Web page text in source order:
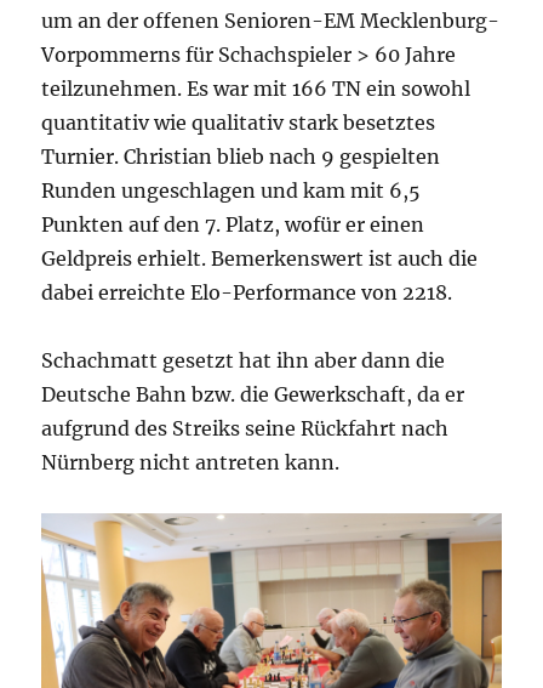
um an der offenen Senioren-EM Mecklenburg-
Vorpommerns für Schachspieler > 60 Jahre
teilzunehmen. Es war mit 166 TN ein sowohl
quantitativ wie qualitativ stark besetztes
Turnier. Christian blieb nach 9 gespielten
Runden ungeschlagen und kam mit 6,5
Punkten auf den 7. Platz, wofür er einen
Geldpreis erhielt. Bemerkenswert ist auch die
dabei erreichte Elo-Performance von 2218.
Schachmatt gesetzt hat ihn aber dann die
Deutsche Bahn bzw. die Gewerkschaft, da er
aufgrund des Streiks seine Rückfahrt nach
Nürnberg nicht antreten kann.